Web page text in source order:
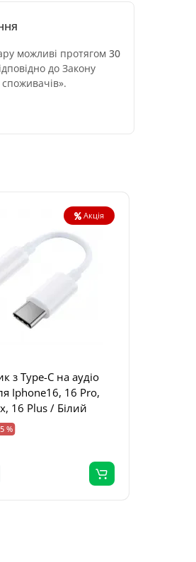
можливі протягом 30
до Закону
Акція
з Type-C на аудіо
Iphone16, 16 Pro,
16 Plus / Білий
%